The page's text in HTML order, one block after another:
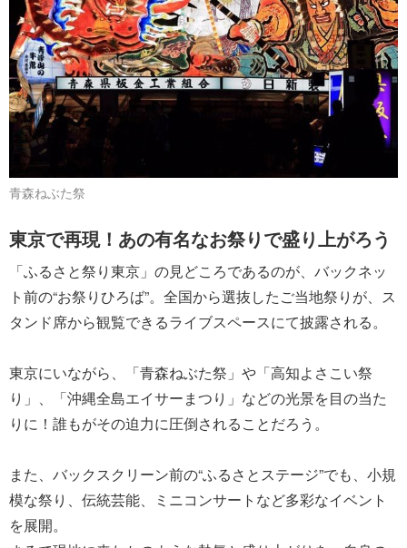
青森ねぶた祭
東京で再現！あの有名なお祭りで盛り上がろう
「ふるさと祭り東京」の見どころであるのが、バックネッ
ト前の“お祭りひろば”。全国から選抜したご当地祭りが、ス
タンド席から観覧できるライブスペースにて披露される。
東京にいながら、「青森ねぶた祭」や「高知よさこい祭
り」、「沖縄全島エイサーまつり」などの光景を目の当た
りに！誰もがその迫力に圧倒されることだろう。
また、バックスクリーン前の“ふるさとステージ”でも、小規
模な祭り、伝統芸能、ミニコンサートなど多彩なイベント
を展開。